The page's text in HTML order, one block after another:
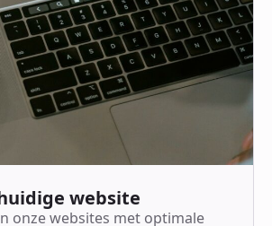
website
onze websites met optimale